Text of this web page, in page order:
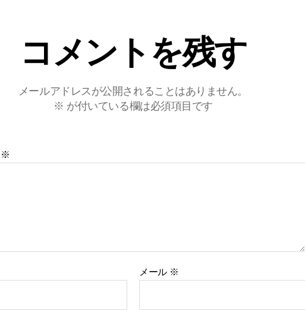
コメントを残す
メールアドレスが公開されることはありません。
※ が付いている欄は必須項目です
※
メール ※